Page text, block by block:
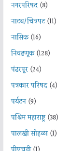
नगरपरिषद(8)
नाट्य/चित्रपट(11)
नासिक(16)
निवडणूक(128)
पंढरपूर(24)
पत्रकार परिषद(4)
पर्यटन(9)
पश्चिम महाराष्ट्र(38)
पालखी सोहळा(1)